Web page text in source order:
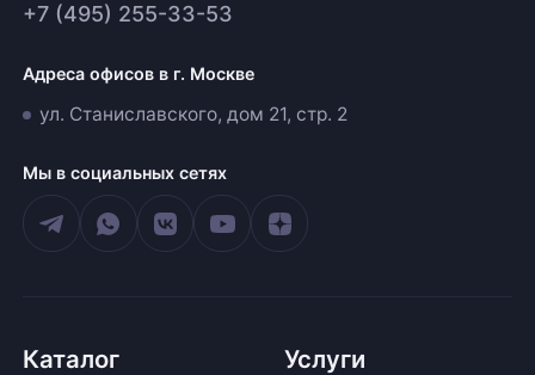
+7 (495) 255-33-53
Адреса офисов в г. Москве
ул. Станиславского, дом 21, стр. 2
Мы в социальных сетях
Каталог Услуги